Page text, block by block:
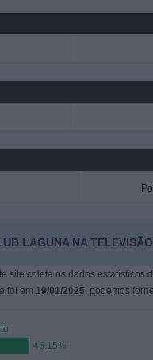
LAGUNA NA
site coleta os dados estatísticos
foi em 19/01/2025, podemos
46,15%